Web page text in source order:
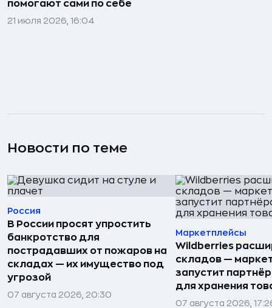
помогают сами по себе
21 июля 2026, 16:04
Новости по теме
Россия
В России просят упростить
банкротство для
пострадавших от пожаров на
складах — их имущество под
угрозой
07 августа 2026, 20:30
Маркетплейсы
Wildberries
складов —
запустит
для хранения
07 августа 2026,